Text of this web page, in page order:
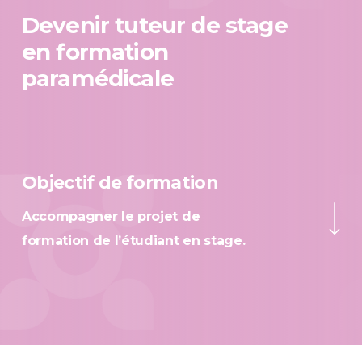
Devenir tuteur de stage
en formation
paramédicale
Objectif de formation
Accompagner le projet de
formation de l’étudiant en stage.
Navigate to the